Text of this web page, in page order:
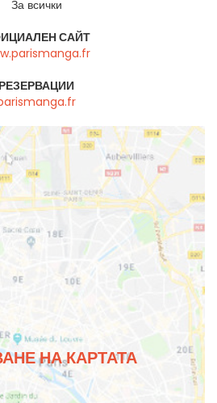
За всички
САЙТ
РЕЗЕРВАЦИИ
НА КАРТАТА